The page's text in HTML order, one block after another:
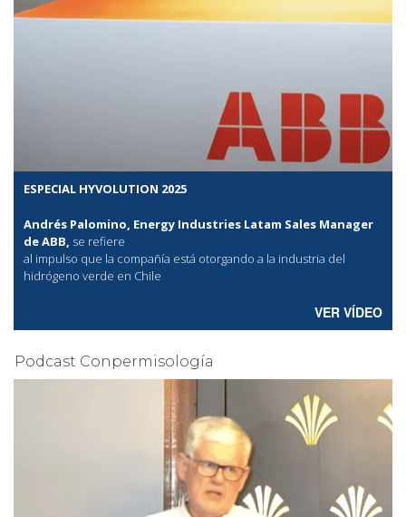
ESPECIAL HYVOLUTION 2025
Andrés Palomino, Energy Industries Latam Sales Manager
de ABB, se refiere
al impulso que la compañía está otorgando a la industria del
hidrógeno verde en Chile
VER VÍDEO
Podcast Conpermisología